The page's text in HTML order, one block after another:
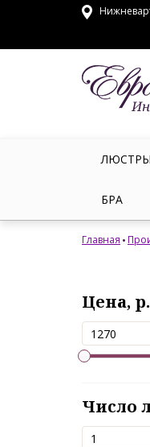
ЛЮСТРЫ
БРА
Главная
Цена, р.
Число